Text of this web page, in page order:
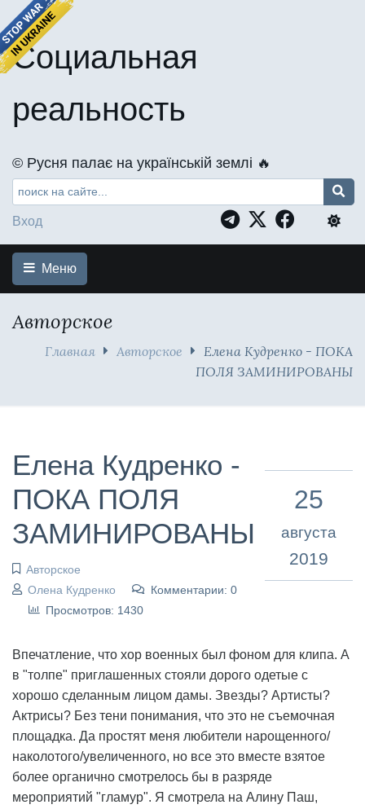
Социальная
реальность
©️ Русня палає на українській землі 🔥
Вход
Меню
Авторское
Главная Авторское
Елена Кудренко - ПОКА
ПОЛЯ ЗАМИНИРОВАНЫ
Елена Кудренко -
ПОКА ПОЛЯ
ЗАМИНИРОВАНЫ
Авторское
Олена Кудренко
Комментарии: 0
Просмотров: 1430
25
августа
2019
Впечатление, что хор военных был фоном для клипа. А
в "толпе" приглашенных стояли дорого одетые с
хорошо сделанным лицом дамы. Звезды? Артисты?
Актрисы? Без тени понимания, что это не съемочная
площадка. Да простят меня любители нарощенного/
наколотого/увеличенного, но все это вместе взятое
более органично смотрелось бы в разряде
мероприятий "гламур". Я смотрела на Алину Паш,